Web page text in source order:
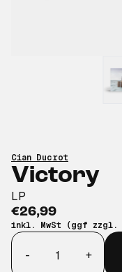
Cian Ducrot
Victory
LP
€26,99
inkl. MwSt (ggf zzgl.
Anzahl
-
+